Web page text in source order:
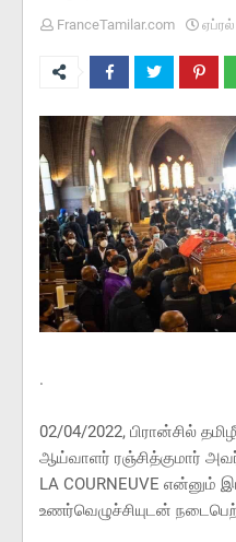
FranceTamilar.com ஏப்ரல்
.
02/04/2022, பிரான்சில்
ஆய்வாளர் ரஞ்சித்குமார்
LA COURNEUVE என்னும்
உணர்வெழுச்சியுடன்